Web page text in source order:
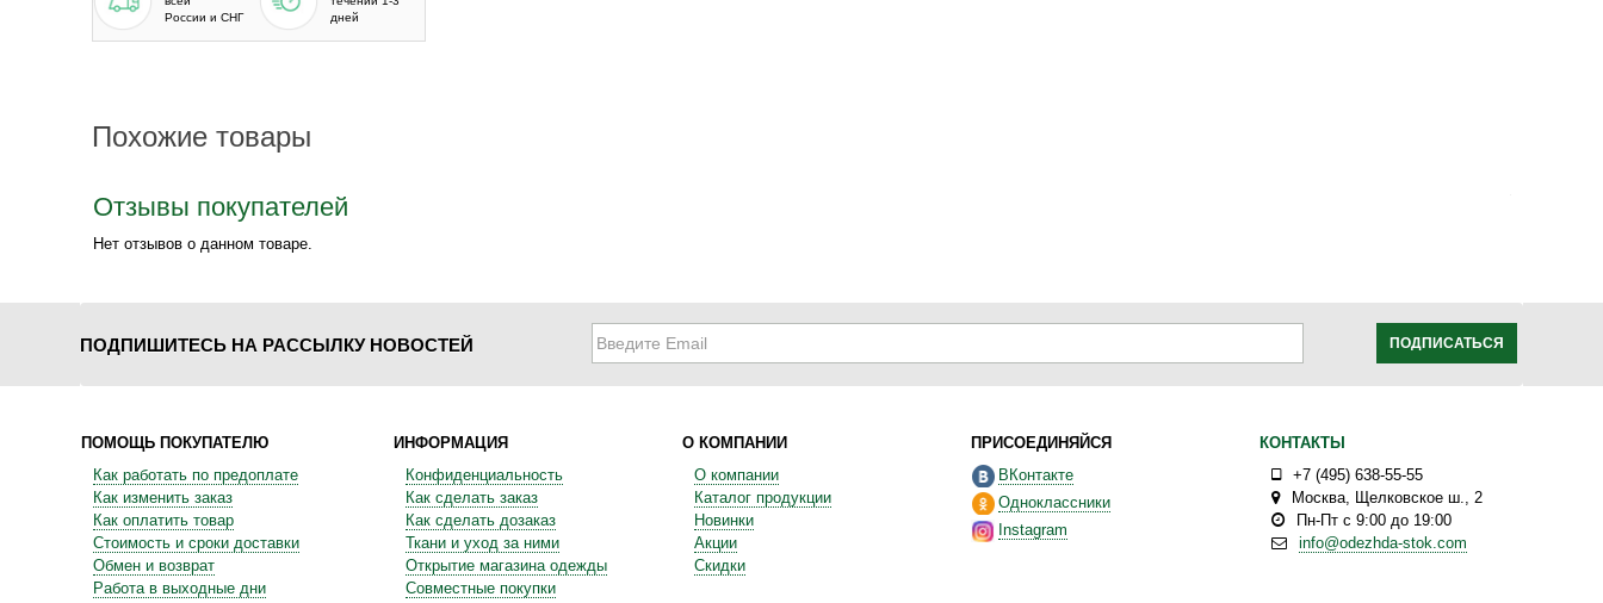
России и СНГ
дней
Похожие товары
Отзывы покупателей
Нет отзывов о данном товаре.
ПОДПИШИТЕСЬ НА РАССЫЛКУ НОВОСТЕЙ ПОДПИСАТЬСЯ
ПОМОЩЬ ПОКУПАТЕЛЮ
Как работать по предоплате
Как изменить заказ
Как оплатить товар
Стоимость и сроки доставки
Обмен и возврат
Работа в выходные дни
ИНФОРМАЦИЯ
Конфиденциальность
Как сделать заказ
Как сделать дозаказ
Ткани и уход за ними
Открытие магазина одежды
Совместные покупки
О КОМПАНИИ
О компании
Каталог продукции
Новинки
Акции
Скидки
ПРИСОЕДИНЯЙСЯ
ВКонтакте
Одноклассники
Instagram
КОНТАКТЫ
+7 (495) 638-55-55
Москва
Щелковское ш., 2
Пн-Пт с 9:00 до 19:00
info@odezhda-stok.com